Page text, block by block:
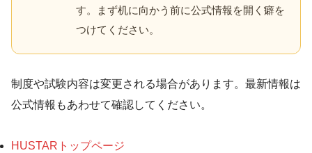
す。まず机に向かう前に公式情報を開く癖を
つけてください。
制度や試験内容は変更される場合があります。最新情報は
公式情報もあわせて確認してください。
HUSTARトップページ